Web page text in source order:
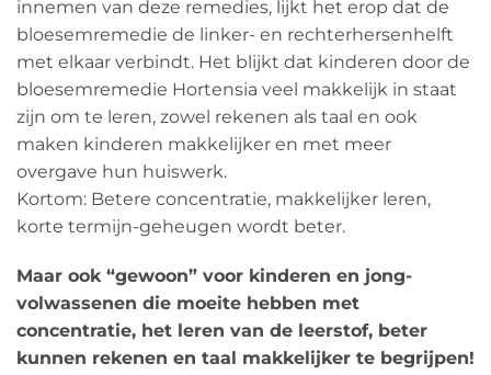
innemen van deze remedies, lijkt het erop dat de
bloesemremedie de linker- en rechterhersenhelft
met elkaar verbindt. Het blijkt dat kinderen door de
bloesemremedie Hortensia veel makkelijk in staat
zijn om te leren, zowel rekenen als taal en ook
maken kinderen makkelijker en met meer
overgave hun huiswerk.
Kortom: Betere concentratie, makkelijker leren,
korte termijn-geheugen wordt beter.
Maar ook “gewoon” voor kinderen en jong-
volwassenen die moeite hebben met
concentratie, het leren van de leerstof, beter
kunnen rekenen en taal makkelijker te begrijpen!